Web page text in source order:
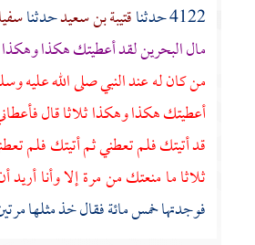
4122 حدثنا
قتيبة بن سعيدحدثنا
مالالبحرينلقد أعطيتك هكذا وهكذا
من كان له عند النبي صلى الله عليه
أعطيتك هكذا وهكذا ثلاثا قال
قد أتيتك فلم تعطني ثم أتيتك فلم
ثلاثا ما منعتك من مرة إلا وأنا
فوجدتها خمس مائة فقال خذ مثلها